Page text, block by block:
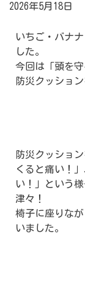
2026年5月18日
いちご・バナ
した。
今回は「頭を
防災クッショ
防災クッショ
くると痛い！
い！」という
津々！
椅子に座りな
いました。